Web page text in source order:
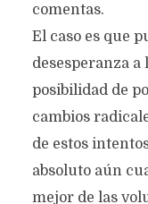
comentas.
El caso es que
desesperanza
posibilidad de
cambios
de estos
absoluto aún
mejor de las